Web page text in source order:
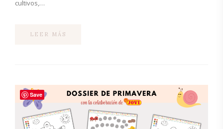
cultivos,…
LEER MÁS
Save